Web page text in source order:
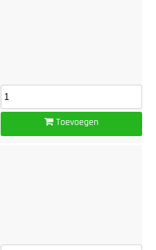
Toevoegen